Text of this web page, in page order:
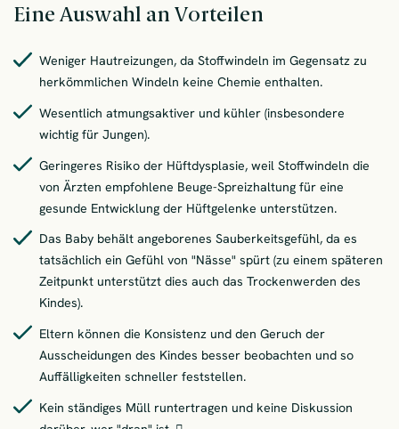
Eine Auswahl an Vorteilen
Weniger Hautreizungen, da Stoffwindeln im Gegensatz zu
herkömmlichen Windeln keine Chemie enthalten.
Wesentlich atmungsaktiver und kühler (insbesondere
wichtig für Jungen).
Geringeres Risiko der Hüftdysplasie, weil Stoffwindeln die
von Ärzten empfohlene Beuge-Spreizhaltung für eine
gesunde Entwicklung der Hüftgelenke unterstützen.
Das Baby behält angeborenes Sauberkeitsgefühl, da es
tatsächlich ein Gefühl von "Nässe" spürt (zu einem späteren
Zeitpunkt unterstützt dies auch das Trockenwerden des
Kindes).
Eltern können die Konsistenz und den Geruch der
Ausscheidungen des Kindes besser beobachten und so
Auffälligkeiten schneller feststellen.
Kein ständiges Müll runtertragen und keine Diskussion